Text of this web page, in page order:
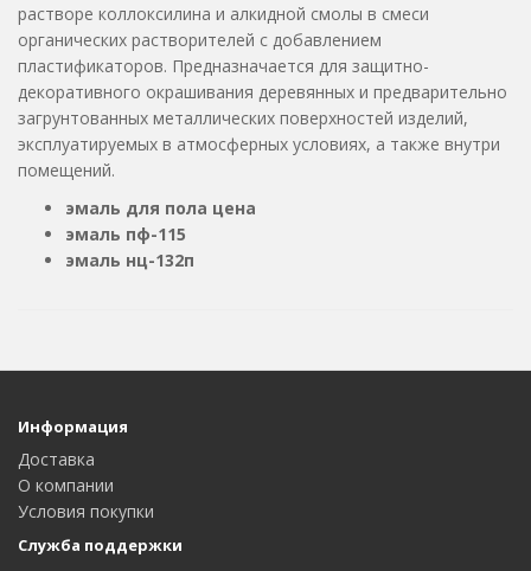
растворе коллоксилина и алкидной смолы в смеси
органических растворителей с добавлением
пластификаторов. Предназначается для защитно-
декоративного окрашивания деревянных и предварительно
загрунтованных металлических поверхностей изделий,
эксплуатируемых в атмосферных условиях, а также внутри
помещений.
эмаль для пола цена
эмаль пф-115
эмаль нц-132п
Информация
Доставка
О компании
Условия покупки
Служба поддержки